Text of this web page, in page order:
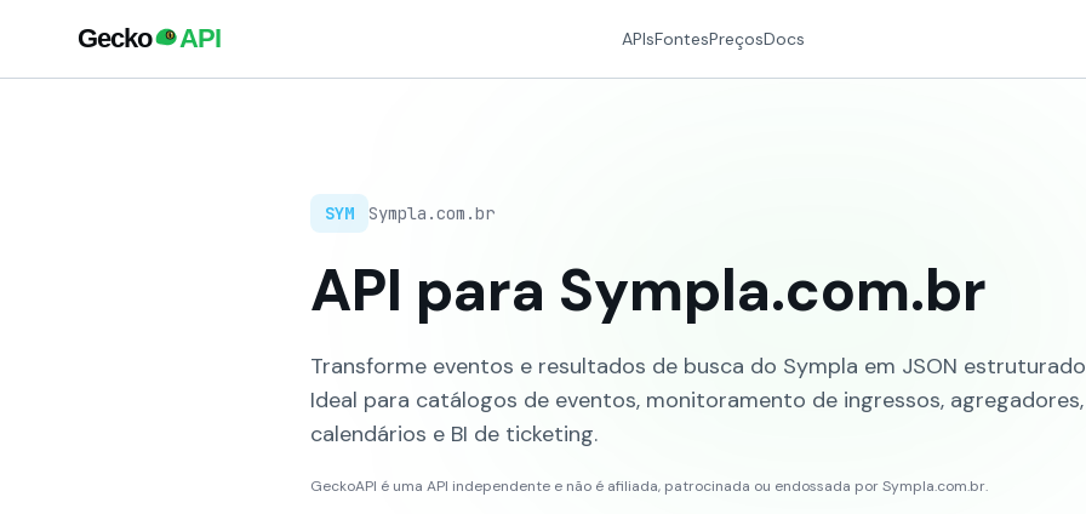
APIsFontesPreçosDocs
SYM Sympla.com.br
API para Sympla.com.br
Transforme eventos e resultados de busca do Sympla em JSON
Ideal para catálogos de eventos, monitoramento de ingressos, agregadores,
calendários e BI de ticketing.
GeckoAPI é uma API independente e não é afiliada, patrocinada ou endossada por Sympla.com.br.